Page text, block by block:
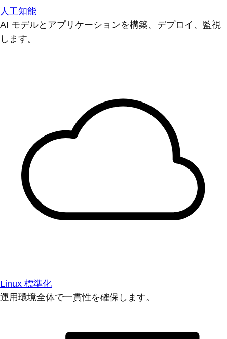
人工知能
AI モデルとアプリケーションを構築、デプロイ、監視
します。
Linux 標準化
運用環境全体で一貫性を確保します。